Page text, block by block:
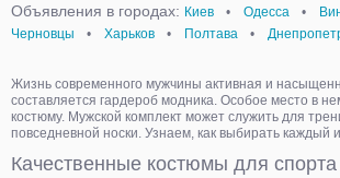
Объявления в городах: Киев • Одесса •
Черновцы
• Харьков • Полтава •
Жизнь современного мужчины активная и
составляется гардероб модника. Особое место в
костюму. Мужской комплект может служить для
повседневной носки. Узнаем, как выбирать каждый
Качественные костюмы для спорта